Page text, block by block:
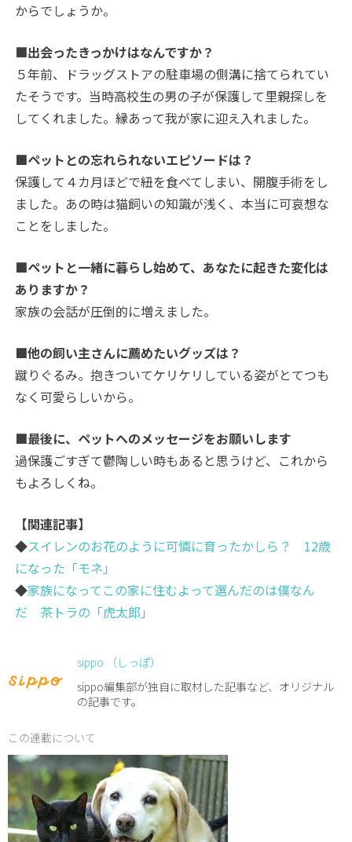
からでしょうか。
■出会ったきっかけはなんですか？
５年前、ドラッグストアの駐車場の側溝に捨てられてい
たそうです。当時高校生の男の子が保護して里親探しを
してくれました。縁あって我が家に迎え入れました。
■ペットとの忘れられないエピソードは？
保護して４カ月ほどで紐を食べてしまい、開腹手術をし
ました。あの時は猫飼いの知識が浅く、本当に可哀想な
ことをしました。
■ペットと一緒に暮らし始めて、あなたに起きた変化は
ありますか？
家族の会話が圧倒的に増えました。
■他の飼い主さんに薦めたいグッズは？
蹴りぐるみ。抱きついてケリケリしている姿がとてつも
なく可愛らしいから。
■最後に、ペットへのメッセージをお願いします
過保護ごすぎて鬱陶しい時もあると思うけど、これから
もよろしくね。
【関連記事】
◆スイレンのお花のように可憐に育ったかしら？ 12歳
になった「モネ」
◆家族になってこの家に住むよって選んだのは僕なん
だ 茶トラの「虎太郎」
sippo （しっぽ）
sippo編集部が独自に取材した記事など、オリジナル
の記事です。
この連載について